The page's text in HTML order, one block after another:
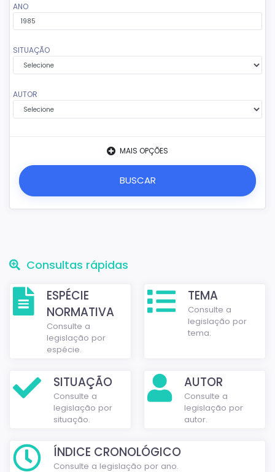
ANO
SITUAÇÃO
AUTOR
MAIS OPÇÕES
Consultas rápidas
ESPÉCIE
NORMATIVA
Consulte a
legislação por
espécie.
TEMA
Consulte a
legislação por
tema.
SITUAÇÃO
Consulte a
legislação por
situação.
AUTOR
Consulte a
legislação por
autor.
ÍNDICE CRONOLÓGICO
Consulte a legislação por ano.